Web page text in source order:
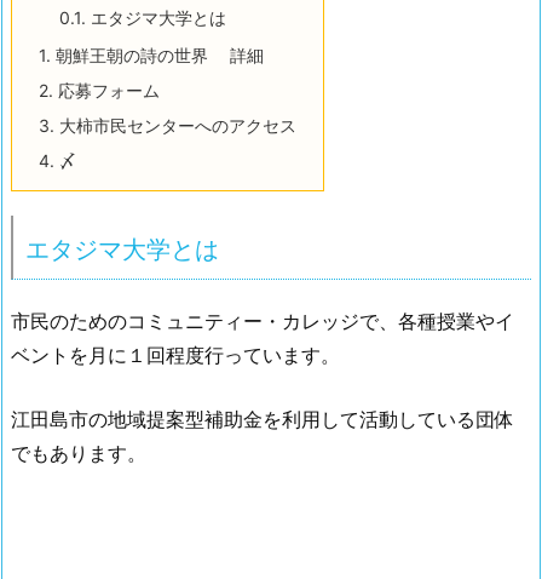
0.1. エタジマ大学とは
1. 朝鮮王朝の詩の世界 詳細
2. 応募フォーム
3. 大柿市民センターへのアクセス
4. 〆
エタジマ大学とは
市民のためのコミュニティー・カレッジで、各種授業やイ
ベントを月に１回程度行っています。
江田島市の地域提案型補助金を利用して活動している団体
でもあります。